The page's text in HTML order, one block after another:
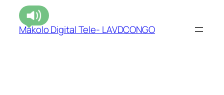
Makolo Digital Tele- LAVDCONGO